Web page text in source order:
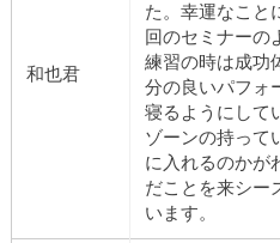
和也君
た。幸運なこと
回のセミナーの
練習の時は成功
分の良いパフォ
寝るようにして
ゾーンの持って
に入れるのかが
だことを来シー
います。